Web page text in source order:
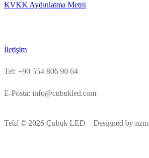
KVKK Aydınlatma Metni
İletişim
Tel: +90 554 806 90 64
E-Posta: info@cubukled.com
Telif © 2026 Çubuk LED – Designed by nzm